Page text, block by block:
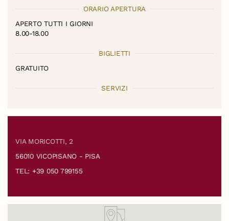
ORARIO APERTURA
APERTO TUTTI I GIORNI
8.00-18.00
BIGLIETTI
GRATUITO
SERVIZI
VIA MORICOTTI, 2
56010 VICOPISANO - PISA
TEL: +39 050 799155